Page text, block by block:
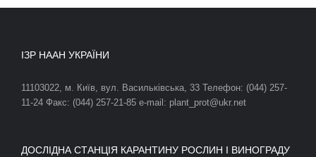
ІЗР НААН УКРАЇНИ
11103022, м. Київ, вул. Васильківська, 33 Телефон: (044) 257-
11-24 Факс: (044) 257-21-85 e-mail: plant_prot@ukr.net
ДОСЛІДНА СТАНЦІЯ КАРАНТИНУ РОСЛИН І ВИНОГРАДУ